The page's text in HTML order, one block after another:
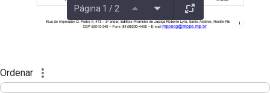
Página 1 / 2
Ordenar